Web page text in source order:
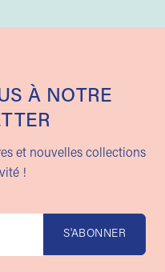
À NOTRE
et nouvelles collections
!